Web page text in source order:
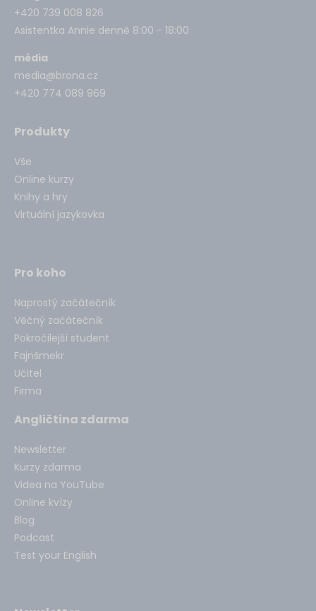
+420 739 008 826
Asistentka Annie denně 8:00 - 18:00
média
media@brona.cz
+420 774 089 969
Produkty
Vše
Online kurzy
Knihy a hry
Virtuální jazykovka
Pro koho
Naprostý začátečník
Věčný začátečník
Pokročilejší student
Fajnšmekr
Učitel
Firma
Angličtina zdarma
Newsletter
Kurzy zdarma
Videa na YouTube
Online kvízy
Blog
Podcast
Test your English